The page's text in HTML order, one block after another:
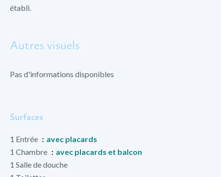
établi.
Autres visuels
Pas d'informations disponibles
Surfaces
1 Entrée
avec placards
1 Chambre
avec placards et balcon
1 Salle de douche